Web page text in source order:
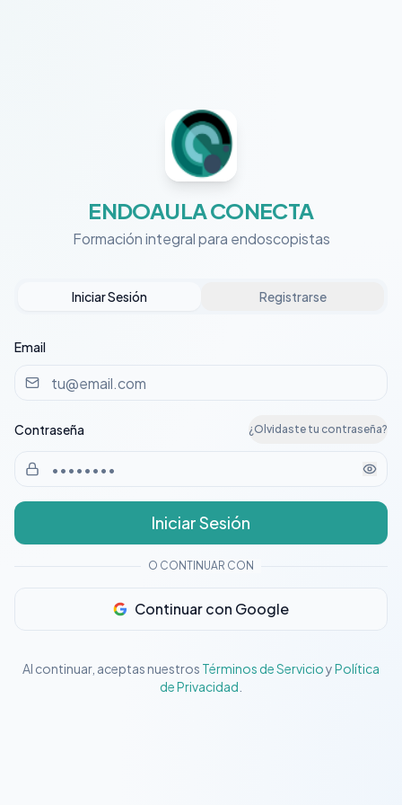
ENDOAULA CONECTA
Formación integral para endoscopistas
Iniciar Sesión Registrarse
Email
Contraseña ¿Olvidaste tu contraseña?
Iniciar Sesión
O CONTINUAR CON
Continuar con Google
Al continuar, aceptas nuestros Términos de ServicioyPolítica
de Privacidad